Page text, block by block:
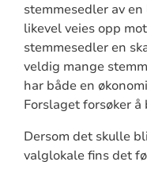
stemmesedler av
likevel veies opp
stemmesedler en
veldig mange
har både en
Forslaget forsøker
Dersom det skulle
valglokale fins det